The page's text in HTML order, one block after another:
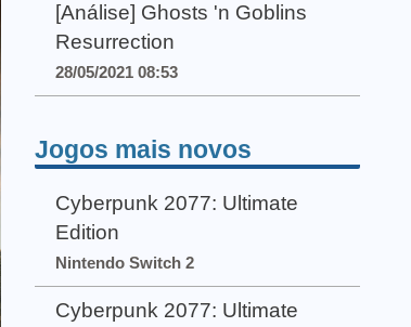
[Análise] Ghosts 'n Goblins
Resurrection
28/05/2021 08:53
Jogos mais novos
Cyberpunk 2077: Ultimate
Edition
Nintendo Switch 2
Cyberpunk 2077: Ultimate